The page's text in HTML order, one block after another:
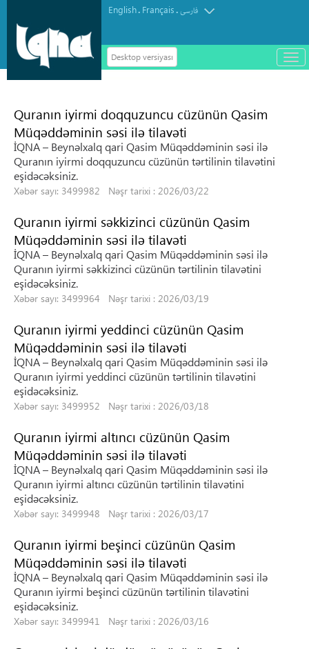
English. Français.فارسی
Desktop versiyası
باز
و
Quranın iyirmi doqquzuncu cüzünün Qasim
Müqəddəminin səsi ilə tilavəti
İQNA – Beynəlxalq qari Qasim Müqəddəminin səsi ilə
Quranın iyirmi doqquzuncu cüzünün tərtilinin tilavətini
eşidəcəksiniz.
Xəbər sayı: 3499982 Nəşr tarixi : 2026/03/22
Quranın iyirmi səkkizinci cüzünün Qasim
Müqəddəminin səsi ilə tilavəti
İQNA – Beynəlxalq qari Qasim Müqəddəminin səsi ilə
Quranın iyirmi səkkizinci cüzünün tərtilinin tilavətini
eşidəcəksiniz.
Xəbər sayı: 3499964 Nəşr tarixi : 2026/03/19
Quranın iyirmi yeddinci cüzünün Qasim
Müqəddəminin səsi ilə tilavəti
İQNA – Beynəlxalq qari Qasim Müqəddəminin səsi ilə
Quranın iyirmi yeddinci cüzünün tərtilinin tilavətini
eşidəcəksiniz.
Xəbər sayı: 3499952 Nəşr tarixi : 2026/03/18
Quranın iyirmi altıncı cüzünün Qasim
Müqəddəminin səsi ilə tilavəti
İQNA – Beynəlxalq qari Qasim Müqəddəminin səsi ilə
Quranın iyirmi altıncı cüzünün tərtilinin tilavətini
eşidəcəksiniz.
Xəbər sayı: 3499948 Nəşr tarixi : 2026/03/17
Quranın iyirmi beşinci cüzünün Qasim
Müqəddəminin səsi ilə tilavəti
İQNA – Beynəlxalq qari Qasim Müqəddəminin səsi ilə
Quranın iyirmi beşinci cüzünün tərtilinin tilavətini
eşidəcəksiniz.
Xəbər sayı: 3499941 Nəşr tarixi : 2026/03/16